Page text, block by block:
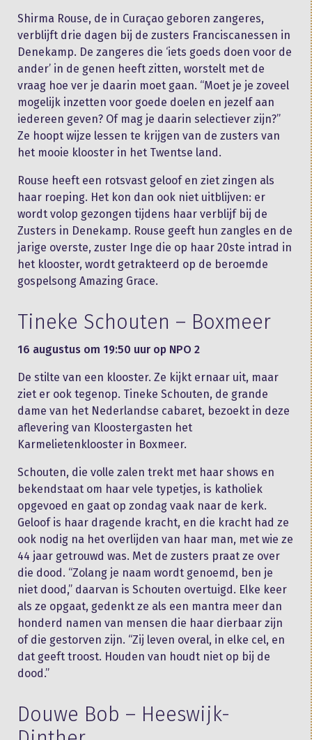
Shirma Rouse, de in Curaçao geboren zangeres,
verblijft drie dagen bij de zusters Franciscanessen in
Denekamp. De zangeres die ‘iets goeds doen voor de
ander’ in de genen heeft zitten, worstelt met de
vraag hoe ver je daarin moet gaan. “Moet je je zoveel
mogelijk inzetten voor goede doelen en jezelf aan
iedereen geven? Of mag je daarin selectiever zijn?”
Ze hoopt wijze lessen te krijgen van de zusters van
het mooie klooster in het Twentse land.
Rouse heeft een rotsvast geloof en ziet zingen als
haar roeping. Het kon dan ook niet uitblijven: er
wordt volop gezongen tijdens haar verblijf bij de
Zusters in Denekamp. Rouse geeft hun zangles en de
jarige overste, zuster Inge die op haar 20ste intrad in
het klooster, wordt getrakteerd op de beroemde
gospelsong Amazing Grace.
Tineke Schouten – Boxmeer
16 augustus om 19:50 uur op NPO 2
De stilte van een klooster. Ze kijkt ernaar uit, maar
ziet er ook tegenop. Tineke Schouten, de grande
dame van het Nederlandse cabaret, bezoekt in deze
aflevering van Kloostergasten het
Karmelietenklooster in Boxmeer.
Schouten, die volle zalen trekt met haar shows en
bekendstaat om haar vele typetjes, is katholiek
opgevoed en gaat op zondag vaak naar de kerk.
Geloof is haar dragende kracht, en die kracht had ze
ook nodig na het overlijden van haar man, met wie ze
44 jaar getrouwd was. Met de zusters praat ze over
die dood. “Zolang je naam wordt genoemd, ben je
niet dood,” daarvan is Schouten overtuigd. Elke keer
als ze opgaat, gedenkt ze als een mantra meer dan
honderd namen van mensen die haar dierbaar zijn
of die gestorven zijn. “Zij leven overal, in elke cel, en
dat geeft troost. Houden van houdt niet op bij de
dood.”
Douwe Bob – Heeswijk-